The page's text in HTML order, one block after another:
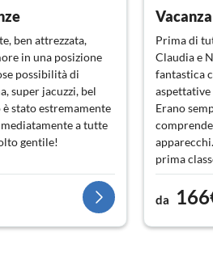
ben attrezzata,
in una posizione
possibilità di
super jacuzzi, bel
stato estremamente
a tutte
gentile!
Prima di
Claudia e
fantastica
aspettative
Erano
prima
la nostra
provvisto
da